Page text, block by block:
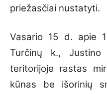
priežasčiai nustatyti.
Vasario 15 d. apie
Turčinų k.,
teritorijoje rastas
kūnas be išorinių